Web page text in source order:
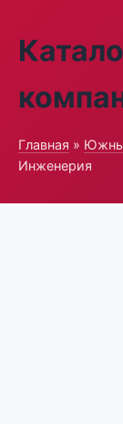
Главная »
Инженерия